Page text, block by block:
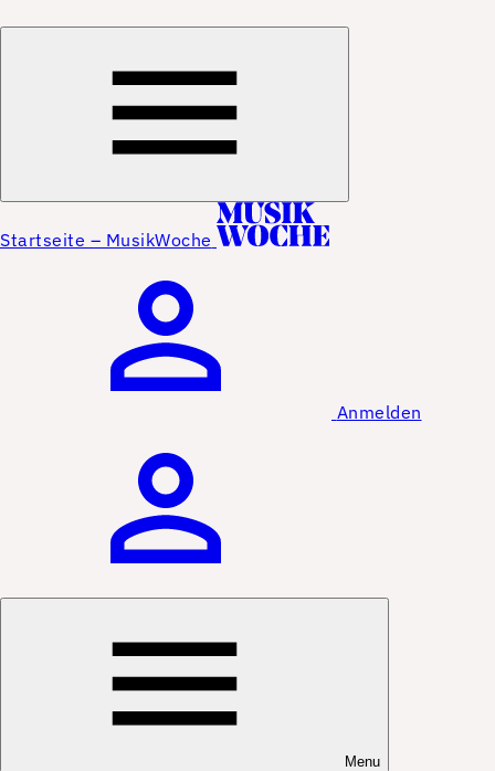
Startseite – MusikWoche
Anmelden
Menu